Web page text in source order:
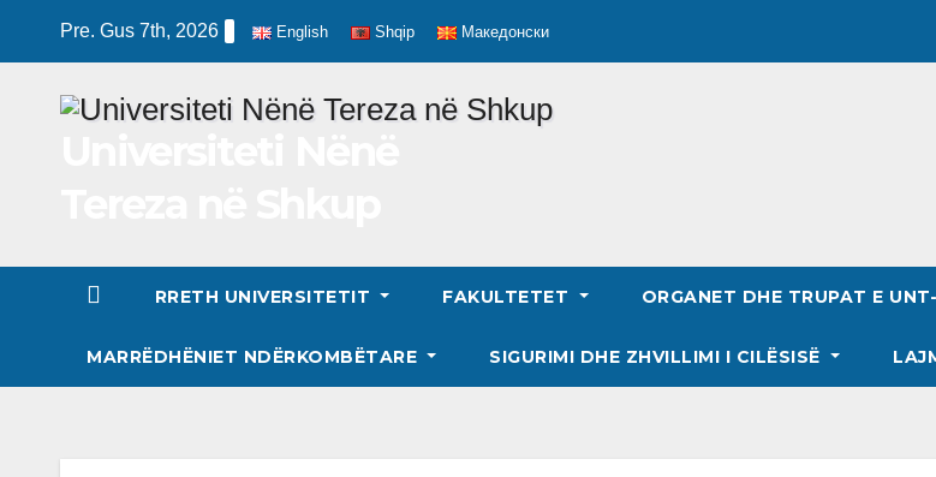
Pre. Gus 7th, 2026 English Shqip Македонски
RRETH UNIVERSITETIT FAKULTETET ORGANET DHE TRUPAT E
MARRËDHËNIET NDËRKOMBËTARE SIGURIMI DHE ZHVILLIMI I CILËSISË